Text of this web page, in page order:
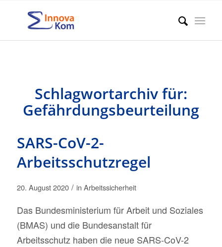
Schlagwortarchiv für:
Gefährdungsbeurteilung
SARS-CoV-2-
Arbeitsschutzregel
20. August 2020 / in Arbeitssicherheit
Das Bundesministerium für Arbeit und Soziales
(BMAS) und die Bundesanstalt für
Arbeitsschutz haben die neue SARS-CoV-2